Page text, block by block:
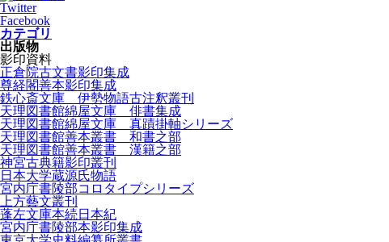
Twitter
Facebook
カテゴリ
出版物
影印資料
正倉院古文書影印集成
尊経閣善本影印集成
鉄心斎文庫 伊勢物語古注釈叢刊
天理図書館綿屋文庫 俳書集成
天理図書館綿屋文庫 真蹟掛軸シリーズ
天理図書館善本叢書 和書之部
天理図書館善本叢書 漢籍之部
神宮古典籍影印叢刊
日本大学蔵源氏物語
宮内庁書陵部コロタイプシリーズ
上方藝文叢刊
蓬左文庫本続日本紀
宮内庁書陵部本影印集成